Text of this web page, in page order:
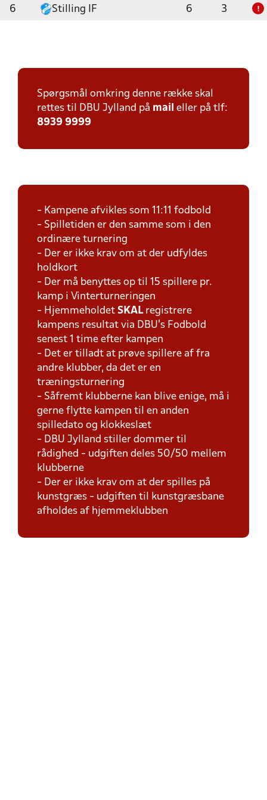
6 Stilling IF 6 3 !
Spørgsmål omkring denne række skal
rettes til DBU Jylland på mail eller på tlf:
8939 9999
- Kampene afvikles som 11:11 fodbold
- Spilletiden er den samme som i den
ordinære turnering
- Der er ikke krav om at der udfyldes
holdkort
- Der må benyttes op til 15 spillere pr.
kamp i Vinterturneringen
- Hjemmeholdet SKAL registrere
kampens resultat via DBU's Fodbold
senest 1 time efter kampen
- Det er tilladt at prøve spillere af fra
andre klubber, da det er en
træningsturnering
- Såfremt klubberne kan blive enige, må i
gerne flytte kampen til en anden
spilledato og klokkeslæt
- DBU Jylland stiller dommer til
rådighed - udgiften deles 50/50 mellem
klubberne
- Der er ikke krav om at der spilles på
kunstgræs - udgiften til kunstgræsbane
afholdes af hjemmeklubben